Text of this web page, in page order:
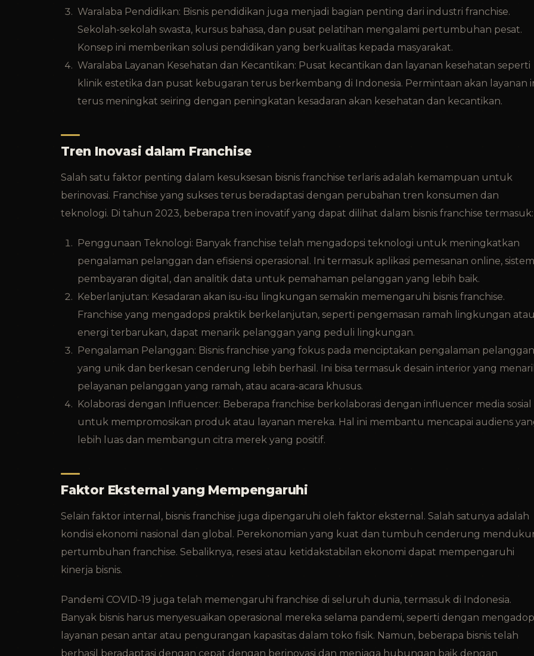
Waralaba Pendidikan: Bisnis pendidikan juga menjadi bagian penting dari industri franchise.
Sekolah-sekolah swasta, kursus bahasa, dan pusat pelatihan mengalami pertumbuhan pesat.
Konsep ini memberikan solusi pendidikan yang berkualitas kepada masyarakat.
Waralaba Layanan Kesehatan dan Kecantikan: Pusat kecantikan dan layanan kesehatan seperti
klinik estetika dan pusat kebugaran terus berkembang di Indonesia. Permintaan akan layanan
terus meningkat seiring dengan peningkatan kesadaran akan kesehatan dan kecantikan.
Tren Inovasi dalam Franchise
Salah satu faktor penting dalam kesuksesan bisnis franchise terlaris adalah kemampuan untuk
berinovasi. Franchise yang sukses terus beradaptasi dengan perubahan tren konsumen dan
teknologi. Di tahun 2023, beberapa tren inovatif yang dapat dilihat dalam bisnis franchise termasuk:
Penggunaan Teknologi: Banyak franchise telah mengadopsi teknologi untuk meningkatkan
pengalaman pelanggan dan efisiensi operasional. Ini termasuk aplikasi pemesanan online, sistem
pembayaran digital, dan analitik data untuk pemahaman pelanggan yang lebih baik.
Keberlanjutan: Kesadaran akan isu-isu lingkungan semakin memengaruhi bisnis franchise.
Franchise yang mengadopsi praktik berkelanjutan, seperti pengemasan ramah lingkungan
energi terbarukan, dapat menarik pelanggan yang peduli lingkungan.
Pengalaman Pelanggan: Bisnis franchise yang fokus pada menciptakan pengalaman pelanggan
yang unik dan berkesan cenderung lebih berhasil. Ini bisa termasuk desain interior yang
pelayanan pelanggan yang ramah, atau acara-acara khusus.
Kolaborasi dengan Influencer: Beberapa franchise berkolaborasi dengan influencer media sosial
untuk mempromosikan produk atau layanan mereka. Hal ini membantu mencapai audiens
lebih luas dan membangun citra merek yang positif.
Faktor Eksternal yang Mempengaruhi
Selain faktor internal, bisnis franchise juga dipengaruhi oleh faktor eksternal. Salah satunya adalah
kondisi ekonomi nasional dan global. Perekonomian yang kuat dan tumbuh cenderung
pertumbuhan franchise. Sebaliknya, resesi atau ketidakstabilan ekonomi dapat mempengaruhi
kinerja bisnis.
Pandemi COVID-19 juga telah memengaruhi franchise di seluruh dunia, termasuk di Indonesia.
Banyak bisnis harus menyesuaikan operasional mereka selama pandemi, seperti dengan
layanan pesan antar atau pengurangan kapasitas dalam toko fisik. Namun, beberapa bisnis telah
berhasil beradaptasi dengan cepat dengan berinovasi dan menjaga hubungan baik dengan